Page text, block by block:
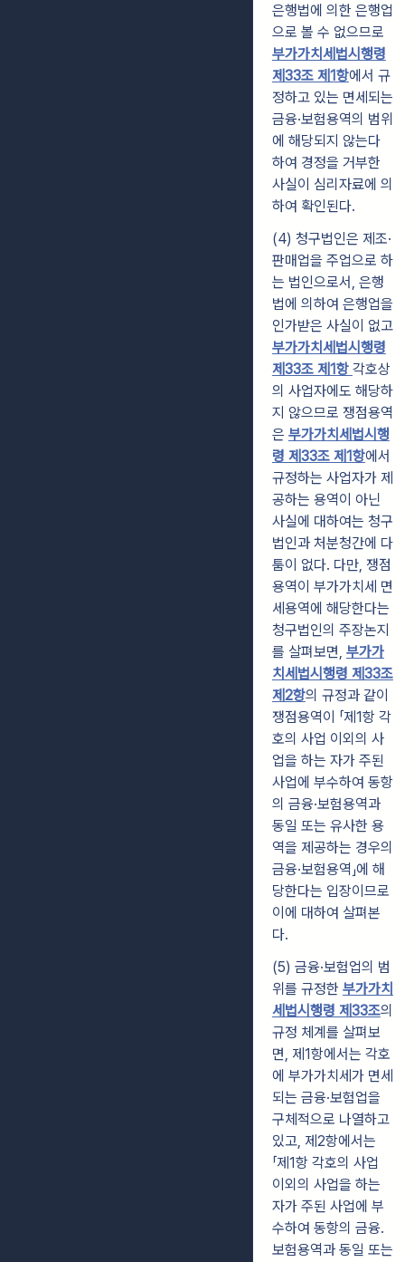
은행법에 의한 은행업
으로 볼 수 없으므로
부가가치세법시행령
제33조 제1항에서 규
정하고 있는 면세되는
금융·보험용역의 범위
에 해당되지 않는다
하여 경정을 거부한
사실이 심리자료에 의
하여 확인된다.
(4) 청구법인은 제조·
판매업을 주업으로 하
는 법인으로서, 은행
법에 의하여 은행업을
인가받은 사실이 없고
부가가치세법시행령
제33조 제1항 각호상
의 사업자에도 해당하
지 않으므로 쟁점용역
은 부가가치세법시행
령 제33조 제1항에서
규정하는 사업자가 제
공하는 용역이 아닌
사실에 대하여는 청구
법인과 처분청간에 다
툼이 없다. 다만, 쟁점
용역이 부가가치세 면
세용역에 해당한다는
청구법인의 주장논지
를 살펴보면, 부가가
치세법시행령 제33조
제2항의 규정과 같이
쟁점용역이 「제1항 각
호의 사업 이외의 사
업을 하는 자가 주된
사업에 부수하여 동항
의 금융·보험용역과
동일 또는 유사한 용
역을 제공하는 경우의
금융·보험용역」에 해
당한다는 입장이므로
이에 대하여 살펴본
다.
(5) 금융·보험업의 범
위를 규정한 부가가치
세법시행령 제33조의
규정 체계를 살펴보
면, 제1항에서는 각호
에 부가가치세가 면세
되는 금융·보험업을
구체적으로 나열하고
있고, 제2항에서는
「제1항 각호의 사업
이외의 사업을 하는
자가 주된 사업에 부
수하여 동항의 금융․
보험용역과 동일 또는